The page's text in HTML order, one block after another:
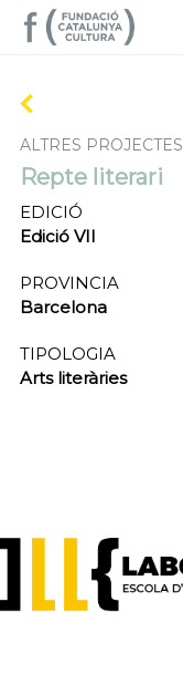
ALTRES PROJECTES
Repte literari
EDICIÓ
Edició VII
PROVINCIA
Barcelona
TIPOLOGIA
Arts literàries